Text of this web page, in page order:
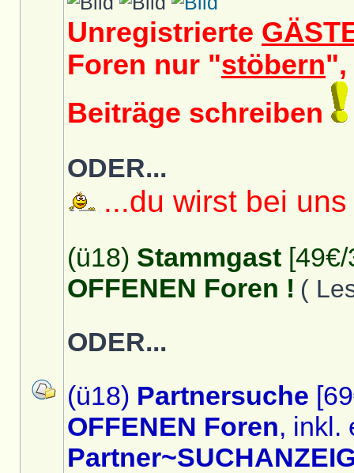
Unregistrierte
Foren nur "stöbern",
Beiträge schreiben
ODER...
...du wirst bei
(ü18) Stammgast
OFFENEN Foren ! (
ODER...
(ü18) Partnersuche
OFFENEN Foren, inkl.